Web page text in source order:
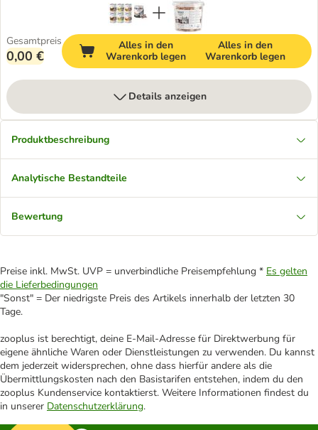
Gesamtpreis
0,00 €
Alles in den
Warenkorb legen
Alles in den
Warenkorb legen
Details anzeigen
Produktbeschreibung
Analytische Bestandteile
Bewertung
Preise inkl. MwSt. UVP = unverbindliche Preisempfehlung * Es gelten
die Lieferbedingungen
"Sonst" = Der niedrigste Preis des Artikels innerhalb der letzten 30
Tage.
zooplus ist berechtigt, deine E-Mail-Adresse für Direktwerbung für
eigene ähnliche Waren oder Dienstleistungen zu verwenden. Du kannst
dem jederzeit widersprechen, ohne dass hierfür andere als die
Übermittlungskosten nach den Basistarifen entstehen, indem du den
zooplus Kundenservice kontaktierst. Weitere Informationen findest du
in unserer Datenschutzerklärung.